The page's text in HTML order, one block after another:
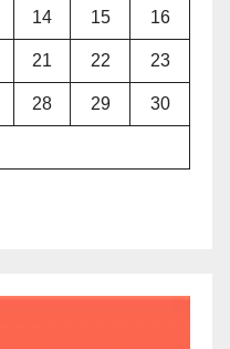
14 15 16
21 22 23
28 29 30